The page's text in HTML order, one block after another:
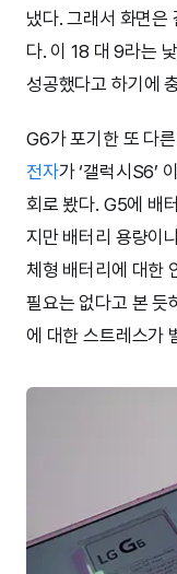
냈다. 그래서 화면은
다. 이 18 대 9라는
성공했다고 하기에
G6가 포기한 또 다
전자가 ‘갤럭시S6’
회로 봤다. G5에 배
지만 배터리 용량이
체형 배터리에 대한
필요는 없다고 본 듯
에 대한 스트레스가